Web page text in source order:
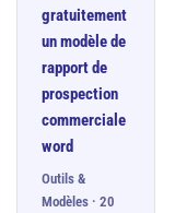
gratuitement
un modèle de
rapport de
prospection
commerciale
word
Outils &
Modèles · 20